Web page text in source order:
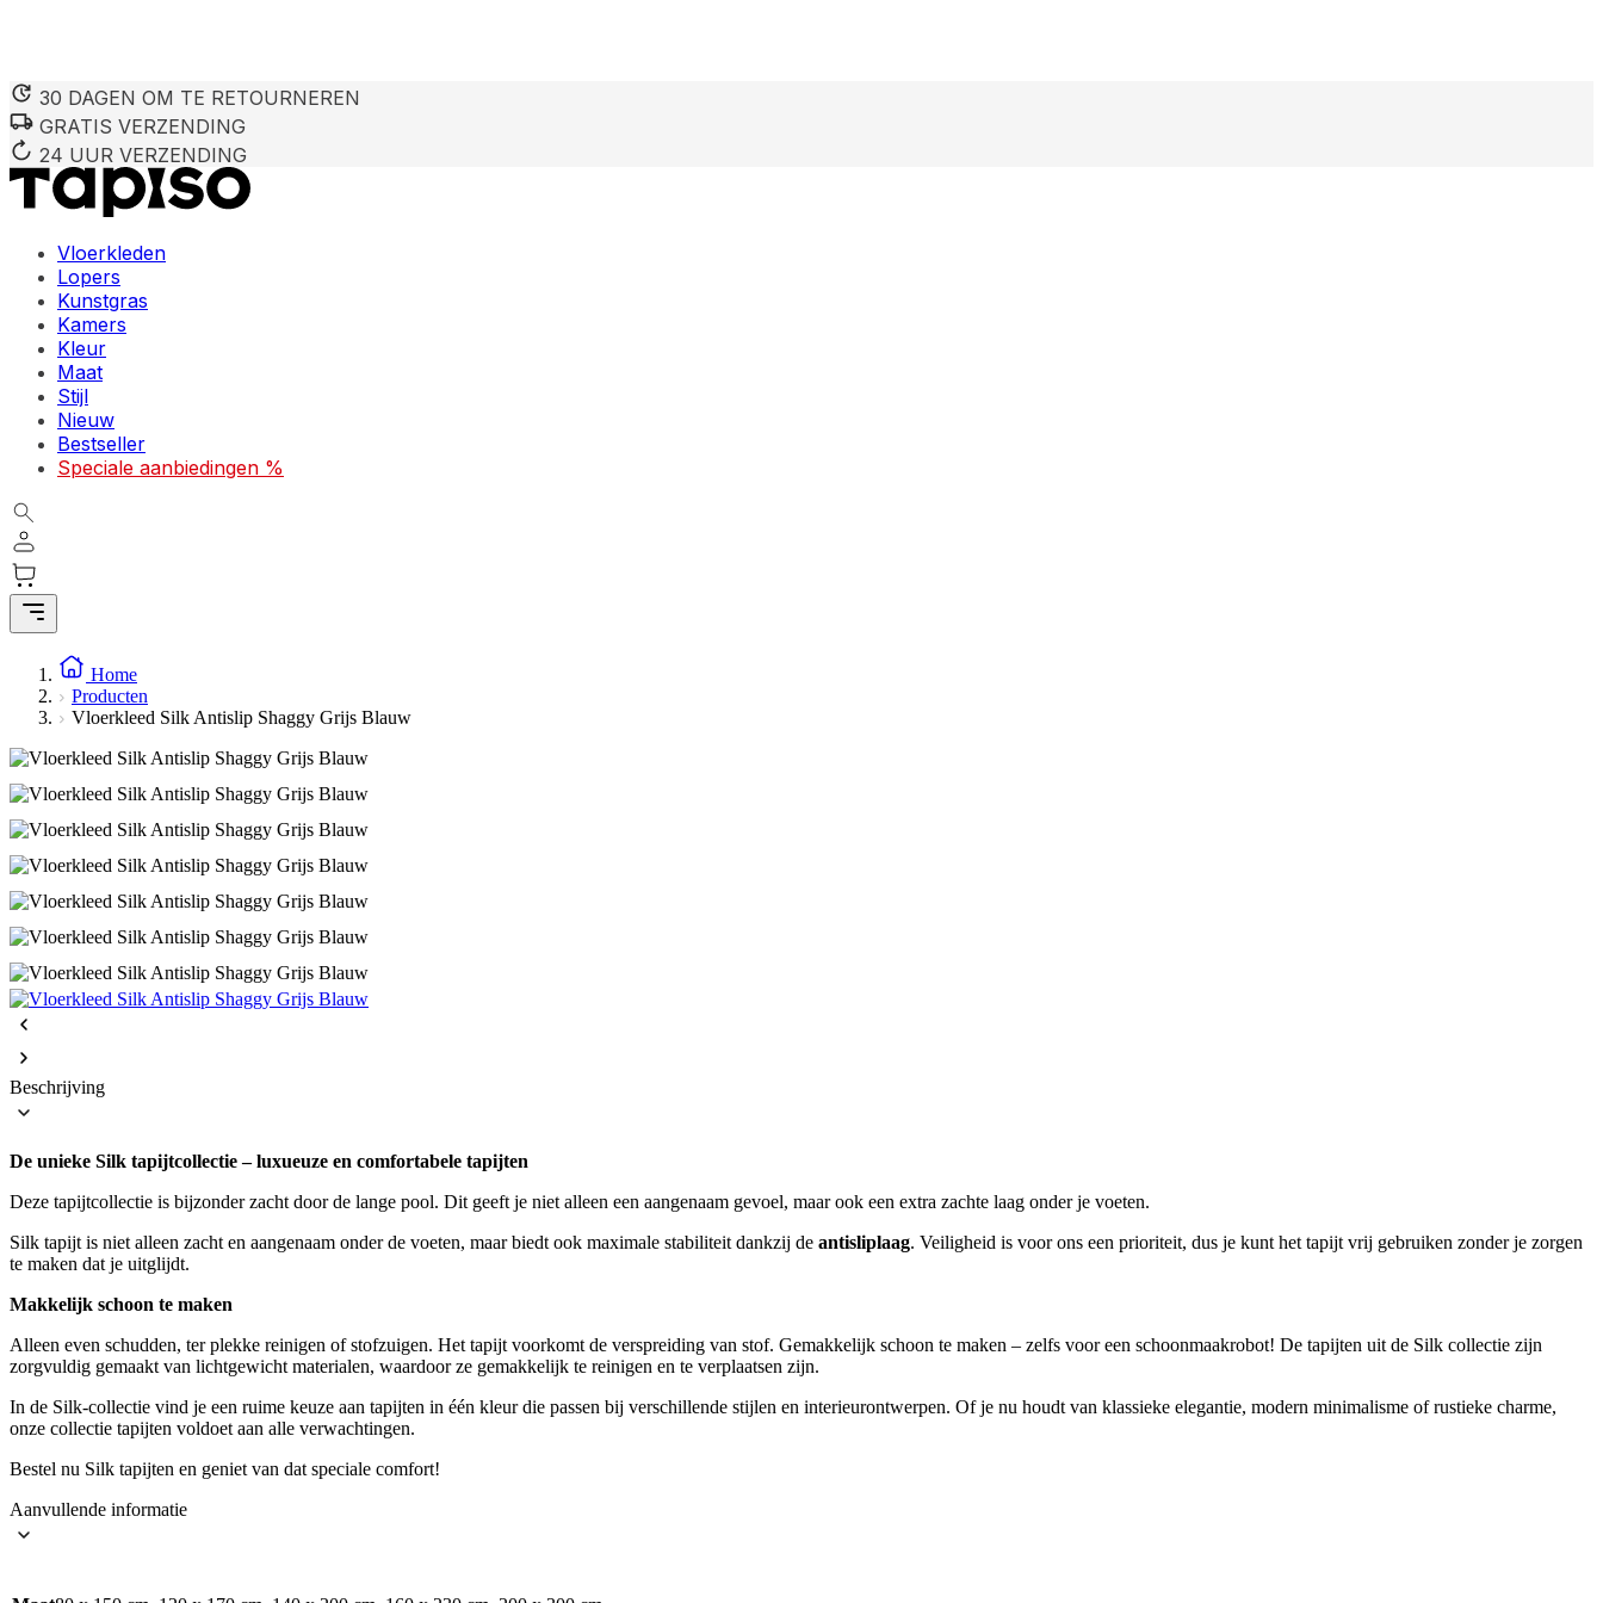
30 DAGEN OM TE RETOURNEREN
GRATIS VERZENDING
24 UUR VERZENDING
Vloerkleden
Lopers
Kunstgras
Kamers
Kleur
Maat
Stijl
Nieuw
Bestseller
Speciale aanbiedingen %
Home
Producten
Vloerkleed Silk Antislip Shaggy Grijs Blauw
Beschrijving
De unieke Silk tapijtcollectie – luxueuze en comfortabele tapijten
Deze tapijtcollectie is bijzonder zacht door de lange pool. Dit geeft je niet alleen een aangenaam gevoel, maar ook een extra zachte laag onder je voeten.
Silk tapijt is niet alleen zacht en aangenaam onder de voeten, maar biedt ook maximale stabiliteit dankzij de antisliplaag. Veiligheid is voor ons een prioriteit, dus je kunt het tapijt vrij gebruiken zonder je zorgen
te maken dat je uitglijdt.
Makkelijk schoon te maken
Alleen even schudden, ter plekke reinigen of stofzuigen. Het tapijt voorkomt de verspreiding van stof. Gemakkelijk schoon te maken – zelfs voor een schoonmaakrobot! De tapijten uit de Silk collectie zijn
zorgvuldig gemaakt van lichtgewicht materialen, waardoor ze gemakkelijk te reinigen en te verplaatsen zijn.
In de Silk-collectie vind je een ruime keuze aan tapijten in één kleur die passen bij verschillende stijlen en interieurontwerpen. Of je nu houdt van klassieke elegantie, modern minimalisme of rustieke charme,
onze collectie tapijten voldoet aan alle verwachtingen.
Bestel nu Silk tapijten en geniet van dat speciale comfort!
Aanvullende informatie